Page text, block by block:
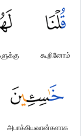
கூறினோம்
அபாக்கியவான்களாக